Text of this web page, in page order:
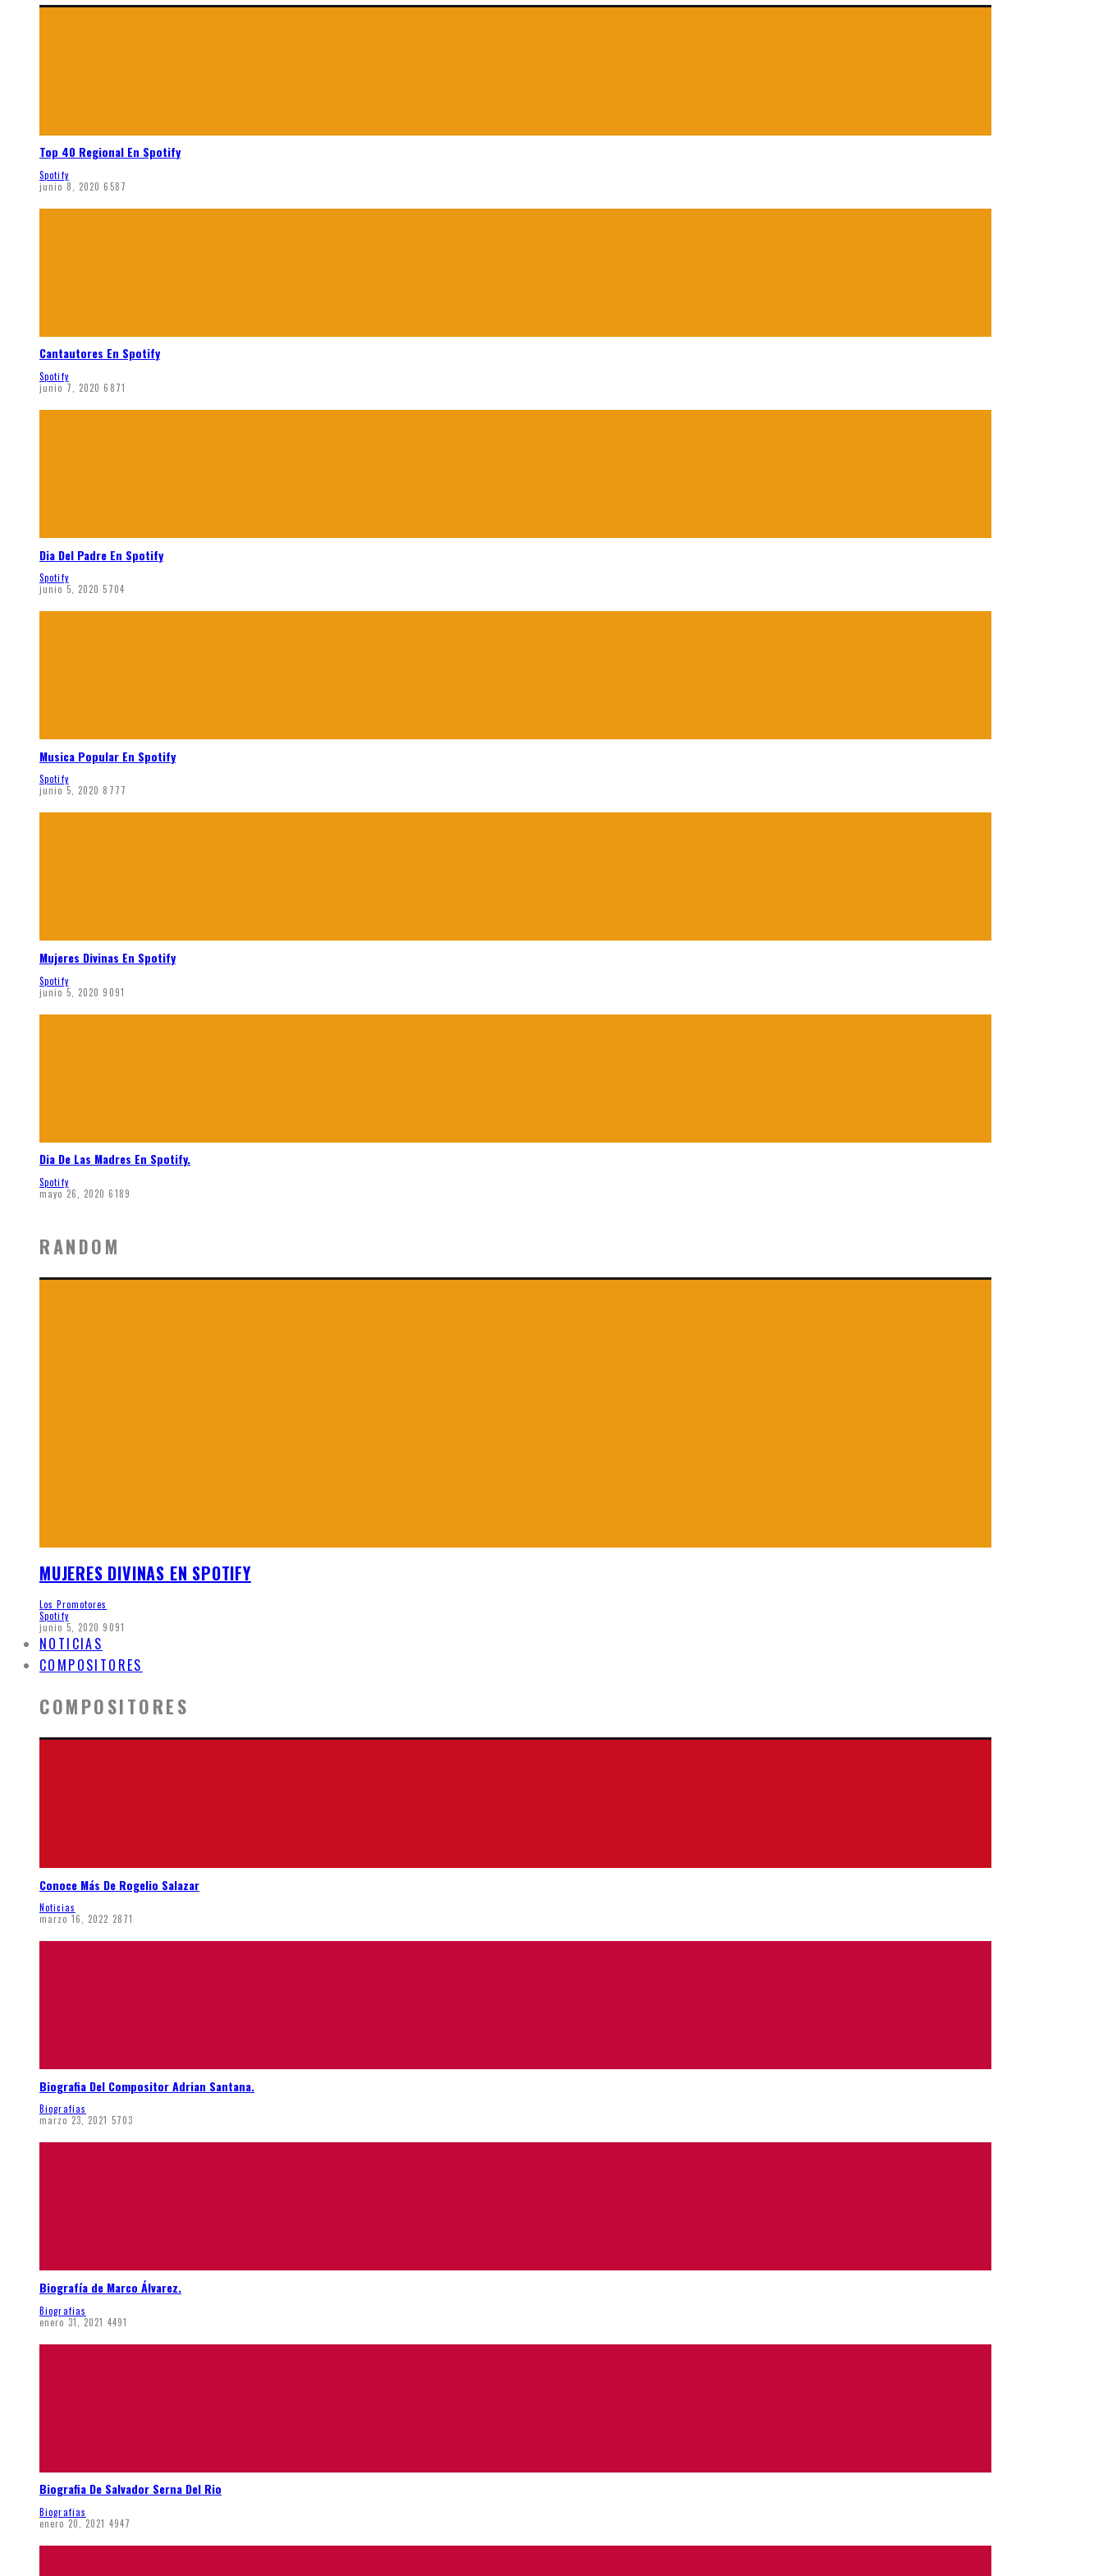
Top 40 Regional En Spotify
Spotify
junio 8, 2020 6587
Cantautores En Spotify
Spotify
junio 7, 2020 6871
Dia Del Padre En Spotify
Spotify
junio 5, 2020 5704
Musica Popular En Spotify
Spotify
junio 5, 2020 8777
Mujeres Divinas En Spotify
Spotify
junio 5, 2020 9091
Dia De Las Madres En Spotify.
Spotify
mayo 26, 2020 6189
RANDOM
MUJERES DIVINAS EN SPOTIFY
Los Promotores
Spotify
junio 5, 2020 9091
NOTICIAS
COMPOSITORES
COMPOSITORES
Conoce Más De Rogelio Salazar
Noticias
marzo 16, 2022 2871
Biografia Del Compositor Adrian Santana.
Biografias
marzo 23, 2021 5703
Biografía de Marco Álvarez.
Biografias
enero 31, 2021 4491
Biografia De Salvador Serna Del Rio
Biografias
enero 20, 2021 4947